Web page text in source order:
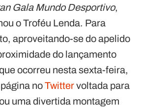
Gala Mundo Desportivo,
o Troféu Lenda. Para
aproveitando-se do apelido
do lançamento
ocorreu nesta sexta-feira,
noTwittervoltada para
uma divertida montagem